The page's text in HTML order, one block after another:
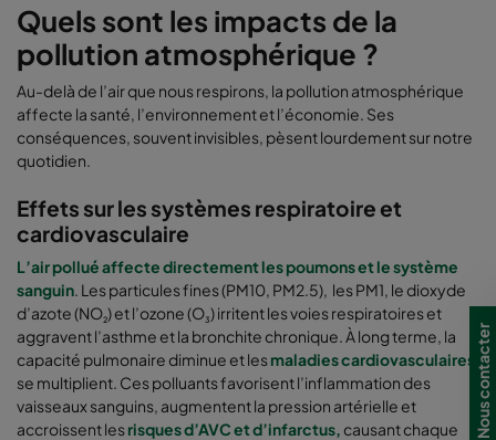
Quels sont les impacts de la
pollution atmosphérique ?
Au-delà de l’air que nous respirons, la pollution atmosphérique
affecte la santé, l’environnement et l’économie. Ses
conséquences, souvent invisibles, pèsent lourdement sur notre
quotidien.
Effets sur les systèmes respiratoire et
cardiovasculaire
L’air pollué affecte directement les poumons et le système
sanguin. Les particules fines (PM10, PM2.5), les PM1, le dioxyde
d’azote (NO₂) et l’ozone (O₃) irritent les voies respiratoires et
aggravent l’asthme et la bronchite chronique. À long terme, la
capacité pulmonaire diminue et lesmaladies cardiovasculaires
se multiplient. Ces polluants favorisent l’inflammation des
vaisseaux sanguins, augmentent la pression artérielle et
accroissent lesrisques d’AVC et d’infarctus,causant chaque
Nous contacter